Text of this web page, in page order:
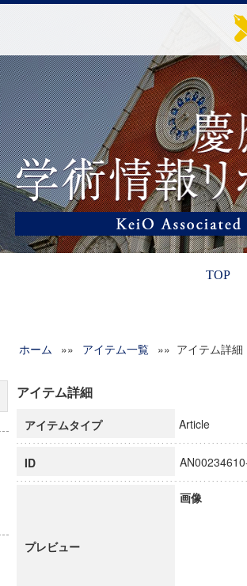
TOP
ホーム »» アイテム一覧 »» アイテム詳細
アイテム詳細
アイテムタイプ Article
ID
プレビュー
画像